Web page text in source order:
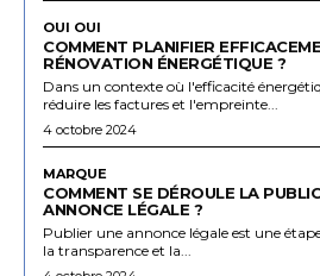
OUI OUI
COMMENT PLANIFIER
RÉNOVATION ÉNERGÉTIQUE ?
Dans un contexte où l'efficacité
réduire les factures et l'empreinte...
4 octobre 2024
MARQUE
COMMENT SE DÉROULE LA
ANNONCE LÉGALE ?
Publier une annonce légale est une
la transparence et la...